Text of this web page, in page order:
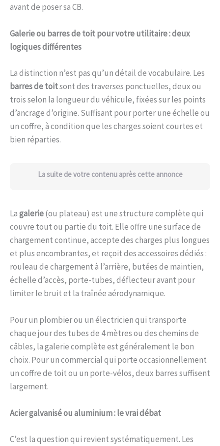
avant de poser sa CB.
Galerie ou barres de toit pour votre utilitaire : deux
logiques différentes
La distinction n’est pas qu’un détail de vocabulaire. Les
barres de toitsont des traverses ponctuelles, deux ou
trois selon la longueur du véhicule, fixées sur les points
d’ancrage d’origine. Suffisant pour porter une échelle ou
un coffre, à condition que les charges soient courtes et
bien réparties.
La suite de votre contenu après cette annonce
Lagalerie(ou plateau) est une structure complète qui
couvre tout ou partie du toit. Elle offre une surface de
chargement continue, accepte des charges plus longues
et plus encombrantes, et reçoit des accessoires dédiés :
rouleau de chargement à l’arrière, butées de maintien,
échelle d’accès, porte-tubes, déflecteur avant pour
limiter le bruit et la traînée aérodynamique.
Pour un plombier ou un électricien qui transporte
chaque jour des tubes de 4 mètres ou des chemins de
câbles, la galerie complète est généralement le bon
choix. Pour un commercial qui porte occasionnellement
un coffre de toit ou un porte-vélos, deux barres suffisent
largement.
Acier galvanisé ou aluminium : le vrai débat
C’est la question qui revient systématiquement. Les